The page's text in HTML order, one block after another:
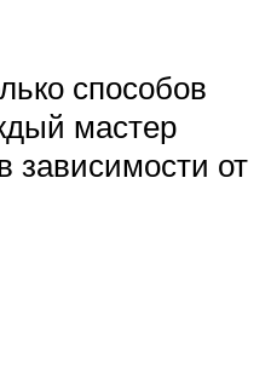
способов
мастер
зависимости от